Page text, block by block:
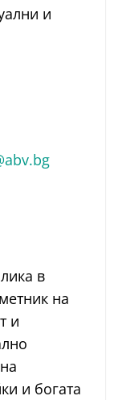
и
в
на
и
и богата